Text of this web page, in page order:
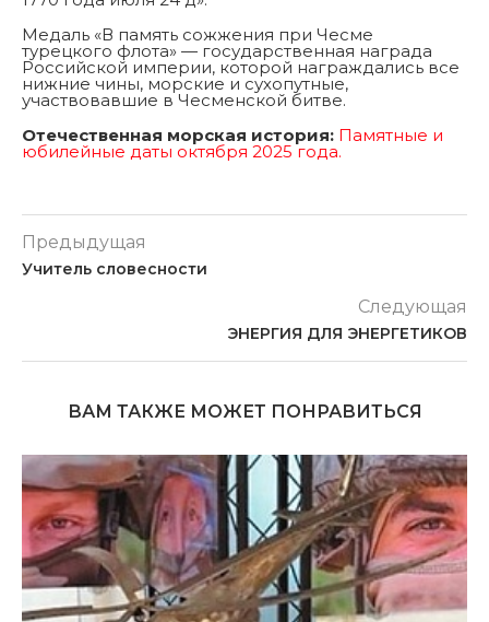
Медаль «В память сожжения при Чесме
турецкого флота» — государственная награда
Российской империи, которой награждались все
нижние чины, морские и сухопутные,
участвовавшие в Чесменской битве.
Отечественная морская история: Памятные и
юбилейные даты октября 2025 года.
Предыдущая
Учитель словесности
Следующая
ЭНЕРГИЯ ДЛЯ ЭНЕРГЕТИКОВ
ВАМ ТАКЖЕ МОЖЕТ ПОНРАВИТЬСЯ